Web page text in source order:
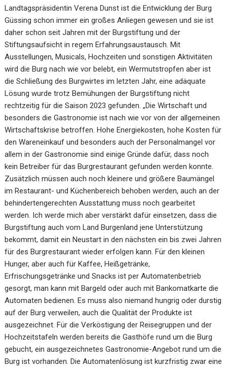
Landtagspräsidentin Verena Dunst ist die Entwicklung der Burg
Güssing schon immer ein großes Anliegen gewesen und sie ist
daher schon seit Jahren mit der Burgstiftung und der
Stiftungsaufsicht in regem Erfahrungsaustausch. Mit
Ausstellungen, Musicals, Hochzeiten und sonstigen Aktivitäten
wird die Burg nach wie vor belebt, ein Wermutstropfen aber ist
die Schließung des Burgwirtes im letzten Jahr, eine adäquate
Lösung wurde trotz Bemühungen der Burgstiftung nicht
rechtzeitig für die Saison 2023 gefunden. „Die Wirtschaft und
besonders die Gastronomie ist nach wie vor von der allgemeinen
Wirtschaftskrise betroffen. Hohe Energiekosten, hohe Kosten für
den Wareneinkauf und besonders auch der Personalmangel vor
allem in der Gastronomie sind einige Gründe dafür, dass noch
kein Betreiber für das Burgrestaurant gefunden werden konnte.
Zusätzlich müssen auch noch kleinere und größere Baumängel
im Restaurant- und Küchenbereich behoben werden, auch an der
behindertengerechten Ausstattung muss noch gearbeitet
werden. Ich werde mich aber verstärkt dafür einsetzen, dass die
Burgstiftung auch vom Land Burgenland jene Unterstützung
bekommt, damit ein Neustart in den nächsten ein bis zwei Jahren
für des Burgrestaurant wieder erfolgen kann. Für den kleinen
Hunger, aber auch für Kaffee, Heißgetränke,
Erfrischungsgetränke und Snacks ist per Automatenbetrieb
gesorgt, man kann mit Bargeld oder auch mit Bankomatkarte die
Automaten bedienen. Es muss also niemand hungrig oder durstig
auf der Burg verweilen, auch die Qualität der Produkte ist
ausgezeichnet. Für die Verköstigung der Reisegruppen und der
Hochzeitstafeln werden bereits die Gasthöfe rund um die Burg
gebucht, ein ausgezeichnetes Gastronomie-Angebot rund um die
Burg ist vorhanden. Die Automatenlösung ist kurzfristig zwar eine